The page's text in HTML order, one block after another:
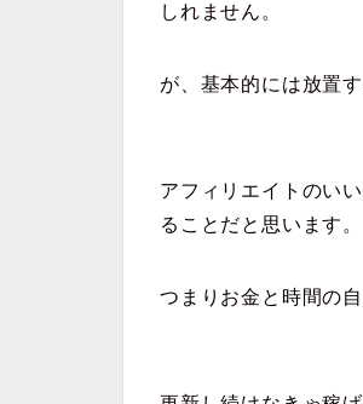
しれません。
が、基本的には放置
アフィリエイトのい
ることだと思います。
つまりお金と時間の